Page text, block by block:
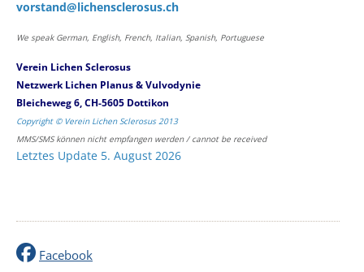
vorstand@lichensclerosus.ch
We speak German, English, French, Italian, Spanish, Portuguese
Verein Lichen Sclerosus
Netzwerk Lichen Planus & Vulvodynie
Bleicheweg 6, CH-5605 Dottikon
Copyright © Verein Lichen Sclerosus 2013
MMS/SMS können nicht empfangen werden / cannot be received
Letztes Update 5. August 2026
Facebook